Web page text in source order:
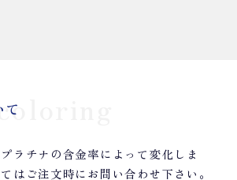
ラチナの含金率によって変化しま
はご注文時にお問い合わせ下さい。